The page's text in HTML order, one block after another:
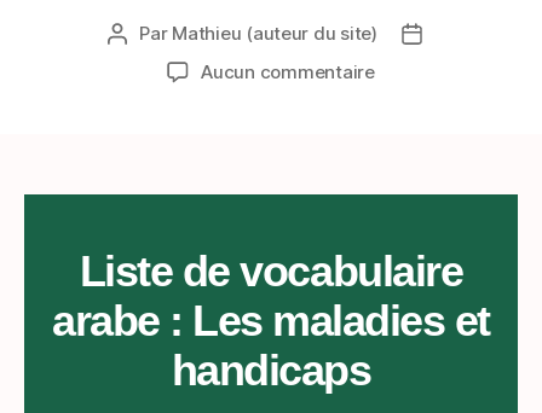
Auteur
l’article
Par Mathieu (auteur du site)
Date
Aucun commentairesur
Les
maladies
et
handicaps
Liste de vocabulaire
arabe : Les maladies et
handicaps